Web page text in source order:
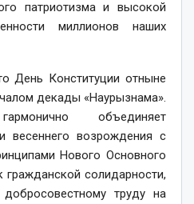
патриотизма и высокой
миллионов наших
День Конституции отныне
декады «Наурызнама».
объединяет
весеннего возрождения с
Нового Основного
солидарности,
труду на